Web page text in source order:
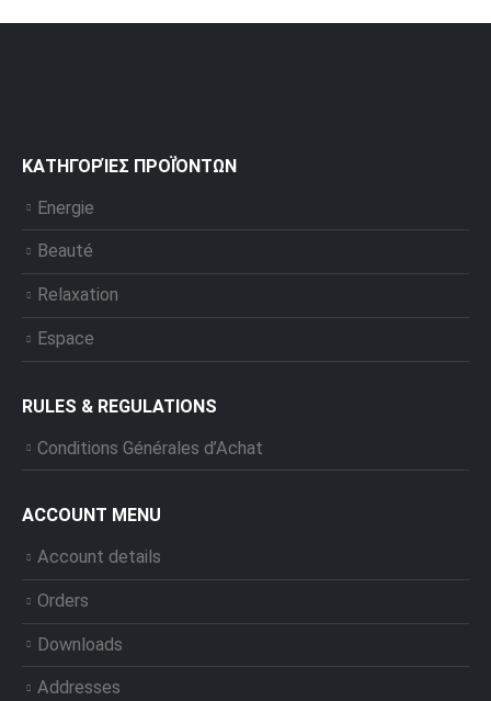
ΚΑΤΗΓΟΡΊΕΣ ΠΡΟΪΌΝΤΩΝ
Energie
Beauté
Relaxation
Espace
RULES & REGULATIONS
Conditions Générales d’Achat
ACCOUNT MENU
Account details
Orders
Downloads
Addresses